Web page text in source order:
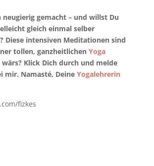
neugierig gemacht – und willst Du
gleich einmal selber
Diese intensiven Meditationen sind
tollen, ganzheitlichen Yoga
wärs? Klick Dich durch und melde
mir. Namasté, Deine Yogalehrerin
fizkes